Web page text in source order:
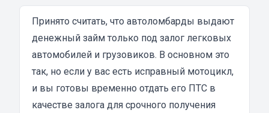
затянутым и занял много времени и усилий.
Никакого профессионализма и
Разочарование и раздражение - это все, что я
испытал в результате этого кредита...
Принято считать, что автоломбарды выдают
денежный займ только под залог легковых
автомобилей и грузовиков. В основном это
так, но если у вас есть исправный мотоцикл,
и вы готовы временно отдать его ПТС в
качестве залога для срочного получения